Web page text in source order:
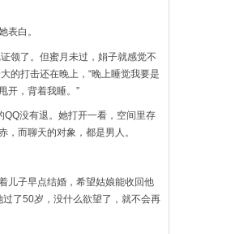
表白。
领了。但蜜月未过，娟子就感觉不
的打击还在晚上，“晚上睡觉我要是
开，背着我睡。”
QQ没有退。她打开一看，空间里存
而聊天的对象，都是男人。
儿子早点结婚，希望姑娘能收回他
了50岁，没什么欲望了，就不会再